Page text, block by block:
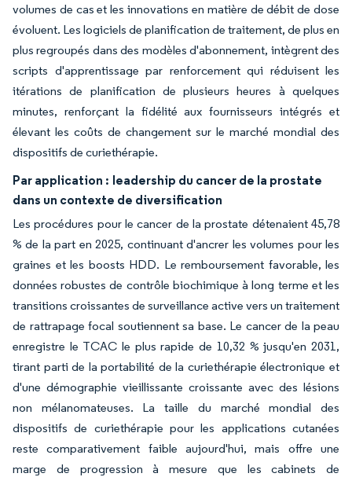
volumes de cas et les innovations en matière de débit de dose
évoluent. Les logiciels de planification de traitement, de plus en
plus regroupés dans des modèles d'abonnement, intègrent des
scripts d'apprentissage par renforcement qui réduisent les
itérations de planification de plusieurs heures à quelques
minutes, renforçant la fidélité aux fournisseurs intégrés et
élevant les coûts de changement sur le marché mondial des
dispositifs de curiethérapie.
Par application : leadership du cancer de la prostate
dans un contexte de diversification
Les procédures pour le cancer de la prostate détenaient 45,78
% de la part en 2025, continuant d'ancrer les volumes pour les
graines et les boosts HDD. Le remboursement favorable, les
données robustes de contrôle biochimique à long terme et les
transitions croissantes de surveillance active vers un traitement
de rattrapage focal soutiennent sa base. Le cancer de la peau
enregistre le TCAC le plus rapide de 10,32 % jusqu'en 2031,
tirant parti de la portabilité de la curiethérapie électronique et
d'une démographie vieillissante croissante avec des lésions
non mélanomateuses. La taille du marché mondial des
dispositifs de curiethérapie pour les applications cutanées
reste comparativement faible aujourd'hui, mais offre une
marge de progression à mesure que les cabinets de